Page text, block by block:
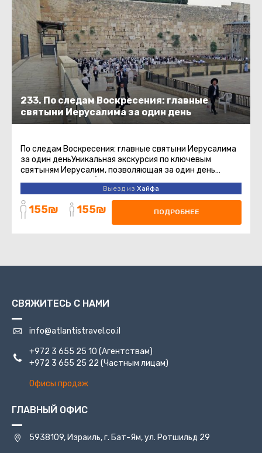
233. По следам Воскресения: главные
святыни Иерусалима за один день
По следам Воскресения: главные святыни Иерусалима
за один деньУникальная экскурсия по ключевым
святыням Иерусалим, позволяющая за один день
прикоснуться к событиям ...
Выезд из Хайфа
155₪ 155₪ ПОДРОБНЕЕ
СВЯЖИТЕСЬ С НАМИ
info@atlantistravel.co.il
+972 3 655 25 10 (Агентствам)
+972 3 655 25 22 (Частным лицам)
Офисы продаж
ГЛАВНЫЙ ОФИС
5938109, Израиль, г. Бат-Ям, ул. Ротшильд 29